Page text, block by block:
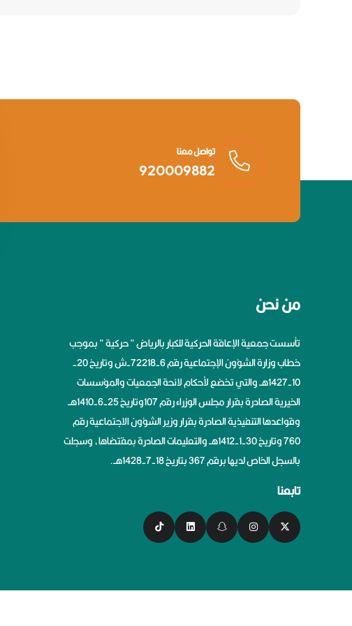
تواصل معنا
920009882
من نحن
تأسست جمعية الإعاقة الحركية للكبار بالرياض ” حركية ” بموجب
خطاب وزارة الشؤون الإجتماعية رقم 6-72218-ش وتاريخ 20-
10-1427هــ والتي تخضع لأحكام لائحة الجمعيات والمؤسسات
الخيرية الصادرة بقرار مجلس الوزراء رقم 107وتاريخ 25-6-1410هــ
وقواعدها التنفيذية الصادرة بقرار وزير الشؤون الاجتماعية رقم
760 وتاريخ 30-1-1412هــ والتعليمات الصادرة بمقتضاها، وسجلت
بالسجل الخاص لديها برقم 367 بتاريخ 18-7-1428هــ.
تابعنا